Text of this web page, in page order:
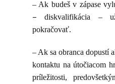
– Ak budeš v zápase
– diskvalifikácia –
pokračovať.
– Ak sa obranca dopustí
kontaktu na útočiacom
príležitosti,